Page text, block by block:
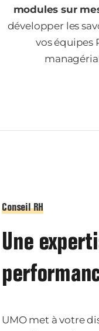
modules sur
développer les
vos équipes
Conseil RH
Une
UMO met à votre